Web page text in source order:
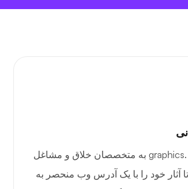
انتخاب دامنه .graphics به متخصصان خلاق و مشاغل
آثار خود را با یک آدرس وب منحصر به